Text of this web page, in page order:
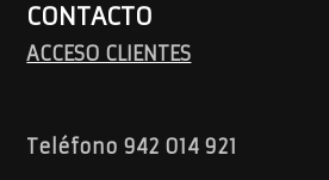
CONTACTO
ACCESO CLIENTES
Teléfono 942 014 921